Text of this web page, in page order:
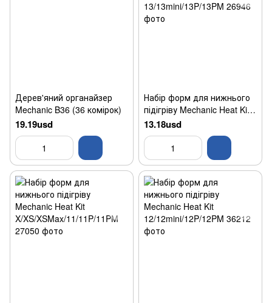
Дерев'яний органайзер
Mechanic B36 (36 комірок)
19.19usd
Набір форм для нижнього
підігріву Mechanic Heat Kit
13/13mini/13P/13PM
13.18usd